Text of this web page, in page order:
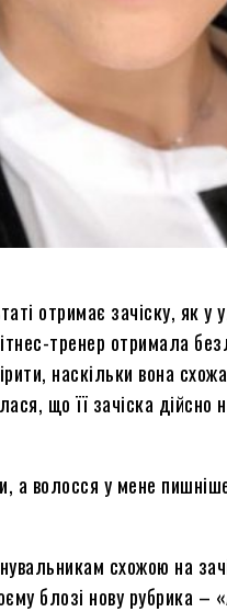
отримає зачіску, як
тренер отримала
наскільки вона
що її зачіска дійсно
а волосся у мене
схожою на
блозі нову рубрика –